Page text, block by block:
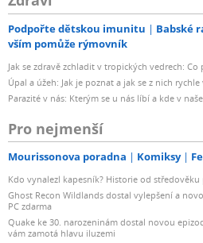
Podpořte dětskou imunitu Babské
vším pomůže rýmovník
Jak se zdravě zchladit v tropických vedrech:
Úpal a úžeh: Jak je poznat a jak se z nich
Parazité v nás: Kterým se u nás líbí a kde v
Pro nejmenší
Mourissonova poradna Komiksy
Kdo vynalezl kapesník? Historie od
Ghost Recon Wildlands dostal vylepšení a
PC zdarma
Quake ke 30. narozeninám dostal novou
vám zamotá hlavu iluzemi